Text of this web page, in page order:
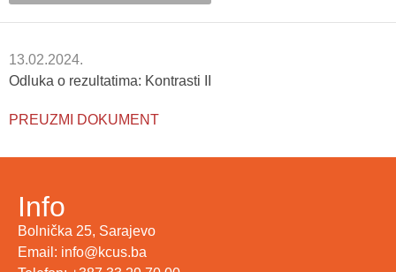
13.02.2024.
Odluka o rezultatima: Kontrasti II
PREUZMI DOKUMENT
Info
Bolnička 25, Sarajevo
Email: info@kcus.ba